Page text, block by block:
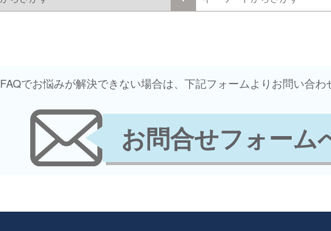
FAQでお悩みが解決できない場合は、下記フォームよりお問い合わ
お問合せフォーム